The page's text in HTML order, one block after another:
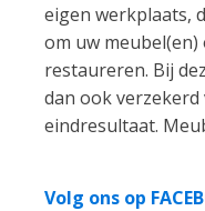
eigen werkplaats,
om uw
restaureren. Bij
dan ook
eindresultaat.
Volg ons op